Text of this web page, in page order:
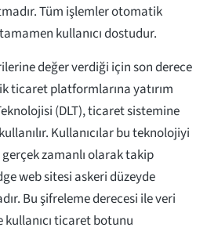
Tüm işlemler otomatik
kullanıcı dostudur.
değer verdiği için son derece
ticaret platformlarına yatırım
(DLT), ticaret sistemine
Kullanıcılar bu teknolojiyi
zamanlı olarak takip
web sitesi askeri düzeyde
Bu şifreleme derecesi ile veri
kullanıcı ticaret botunu